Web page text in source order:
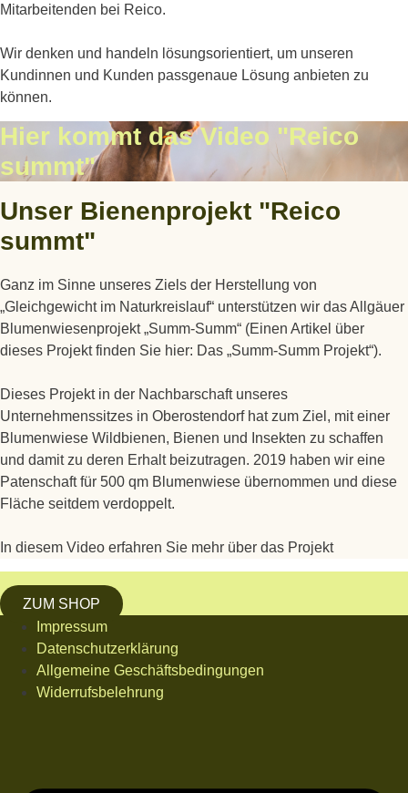
Mitarbeitenden bei Reico.
Wir denken und handeln lösungsorientiert, um unseren
Kundinnen und Kunden passgenaue Lösung anbieten zu
können.
Hier kommt das Video "Reico
summt"
Unser Bienenprojekt "Reico
summt"
Ganz im Sinne unseres Ziels der Herstellung von
„Gleichgewicht im Naturkreislauf“ unterstützen wir das Allgäuer
Blumenwiesenprojekt „Summ-Summ“ (Einen Artikel über
dieses Projekt finden Sie hier: Das „Summ-Summ Projekt“).
Dieses Projekt in der Nachbarschaft unseres
Unternehmenssitzes in Oberostendorf hat zum Ziel, mit einer
Blumenwiese Wildbienen, Bienen und Insekten zu schaffen
und damit zu deren Erhalt beizutragen. 2019 haben wir eine
Patenschaft für 500 qm Blumenwiese übernommen und diese
Fläche seitdem verdoppelt.
In diesem Video erfahren Sie mehr über das Projekt
ZUM SHOP
Impressum
Datenschutzerklärung
Allgemeine Geschäftsbedingungen
Widerrufsbelehrung